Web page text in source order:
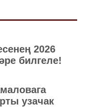
2026
билгеле!
узачак